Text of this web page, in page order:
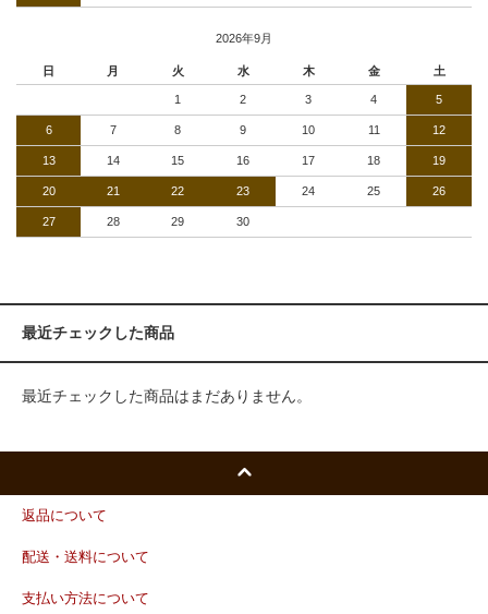
2026年9月
日 月 火 水 木 金 土
1 2 3 4 5
6 7 8 9 10 11 12
13 14 15 16 17 18 19
20 21 22 23 24 25 26
27 28 29 30
最近チェックした商品
最近チェックした商品はまだありません。
返品について
配送・送料について
支払い方法について